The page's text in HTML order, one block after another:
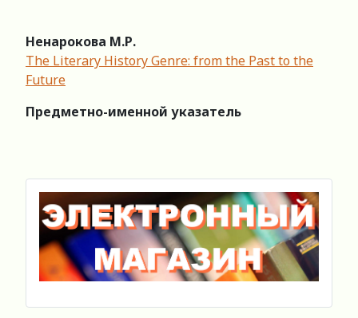
Ненарокова М.Р.
The Literary History Genre: from the Past to the
Future
Предметно-именной указатель